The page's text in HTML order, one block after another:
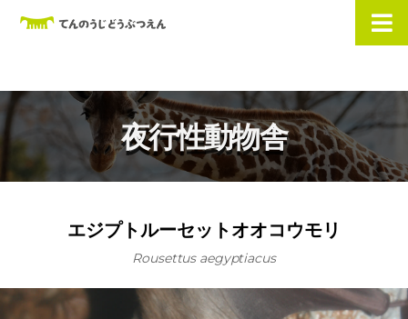
夜行性動物舎
エジプトルーセットオオコウモリ
Rousettus aegyptiacus